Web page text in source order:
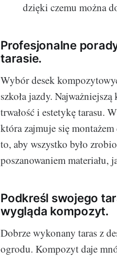
dzięki czemu można
Profesjonalne
tarasie.
Wybór desek
szkoła jazdy.
trwałość i estetykę tarasu.
która zajmuje się
to, aby wszystko było
poszanowaniem materiału,
Podkreśl swojego
wygląda kompozyt.
Dobrze wykonany taras z
ogrodu. Kompozyt daje